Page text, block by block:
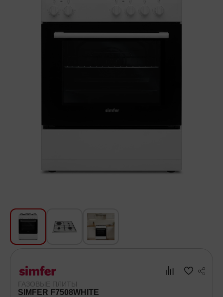
Для кухни
Аудиотехника для автомобилей
Мебель
Посуда
Хозяйственные товары
Самокаты и Гироскутеры
ГАЗОВЫЕ ПЛИТЫ
SIMFER F7508WHITE